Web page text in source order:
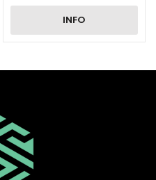
INFO